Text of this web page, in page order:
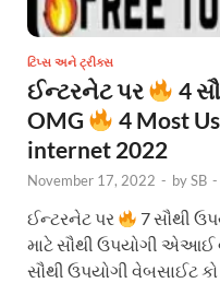
ટિપ્સ અને ટ્રીક્સ
ઈન્ટરનેટ પર
4
OMG
4 Most
internet 2022
November 17, 2022 - bySB -
ઈન્ટરનેટ પર
7 સૌથી
માટે સૌથી ઉપયોગી એઆઈ
સૌથી ઉપયોગી વેબસાઈટ